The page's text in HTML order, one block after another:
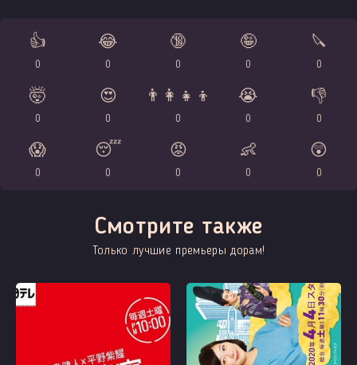
👍
0
😂
0
🔞
0
🤪
0
🔪
0
🤯
0
😍
0
👨‍👩‍👧‍👦
0
😭
0
👎
0
😱
0
😴
0
😡
0
👶
0
😲
0
Смотрите также
Только лучшие премьеры дорам!